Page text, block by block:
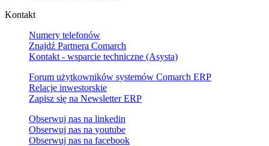
Kontakt
Numery telefonów
Znajdź Partnera Comarch
Kontakt - wsparcie techniczne (Asysta)
Forum użytkowników systemów Comarch ERP
Relacje inwestorskie
Zapisz się na Newsletter ERP
Obserwuj nas na linkedin
Obserwuj nas na youtube
Obserwuj nas na facebook